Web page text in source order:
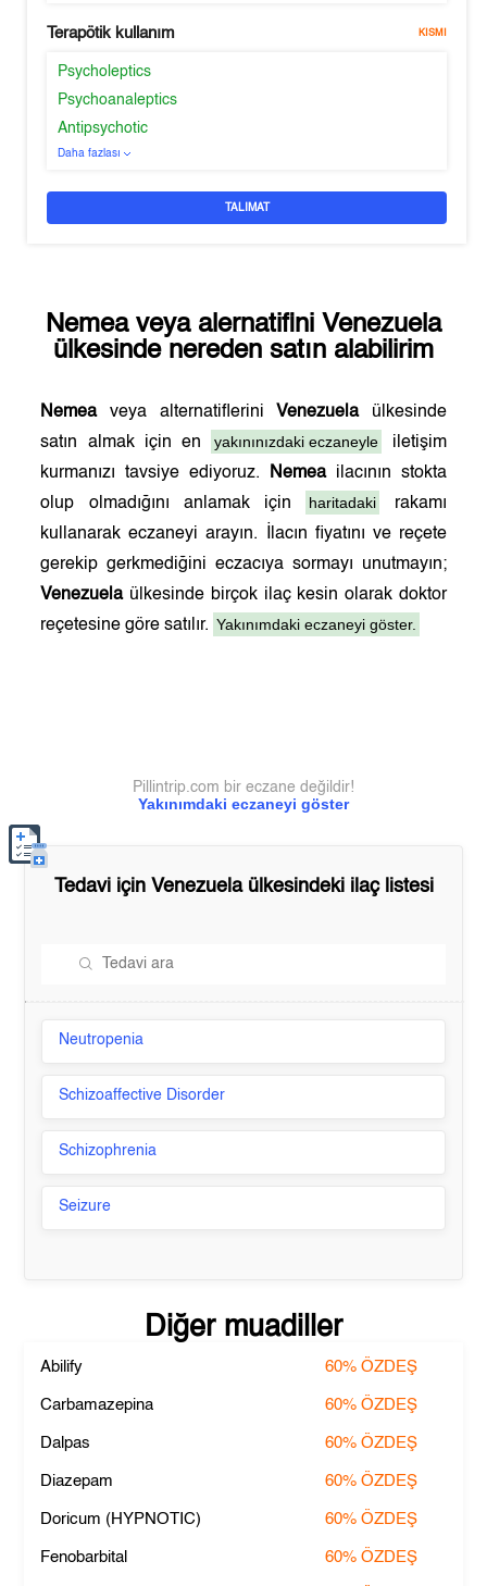
Terapötik kullanım KISMI
Psycholeptics
Psychoanaleptics
Antipsychotic
Daha fazlası
TALIMAT
Nemeaveya alernatifini Venezuela
ülkesinde nereden satın alabilirim
Nemeaveya alternatiflerini Venezuelaülkesinde
satın almak için en
yakınınızdaki eczaneyle
iletişim
kurmanızı tavsiye ediyoruz.
Nemeailacının stokta
olup olmadığını anlamak için
haritadaki
rakamı
kullanarak eczaneyi arayın. İlacın fiyatını ve reçete
gerekip gerkmediğini eczacıya sormayı unutmayın;
Venezuelaülkesinde birçok ilaç kesin olarak doktor
reçetesine göre satılır. Yakınımdaki eczaneyi göster.
Yakınımdaki eczaneyi göster
Pillintrip.com bir eczane değildir!
Tedavi için Venezuelaülkesindeki ilaç listesi
Neutropenia
Schizoaffective Disorder
Schizophrenia
Seizure
Diğer muadiller
Abilify 60%ÖZDEŞ
Carbamazepina 60%ÖZDEŞ
Dalpas 60%ÖZDEŞ
Diazepam 60%ÖZDEŞ
Doricum (HYPNOTIC) 60%ÖZDEŞ
Fenobarbital 60%ÖZDEŞ